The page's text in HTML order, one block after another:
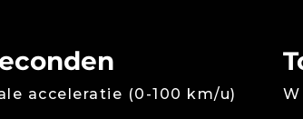
acceleratie (0-100 km/u)